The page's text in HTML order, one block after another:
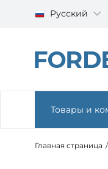
Русский
Товары и
Главная страница /